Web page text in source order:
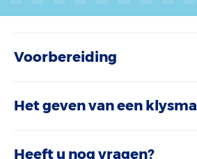
Voorbereiding
Het geven van een klysma
Heeft u nog vragen?